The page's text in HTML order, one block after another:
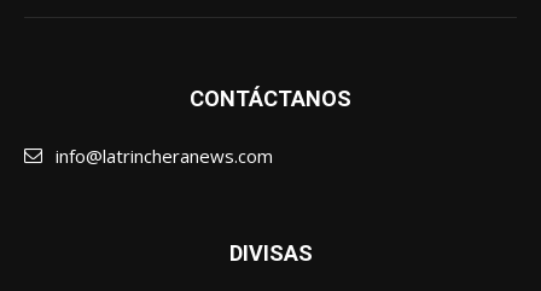
CONTÁCTANOS
info@latrincheranews.com
DIVISAS